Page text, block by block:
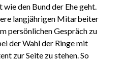
den Bund der Ehe geht.
langjährigen Mitarbeiter
persönlichen Gespräch zu
der Wahl der Ringe mit
zur Seite zu stehen. So